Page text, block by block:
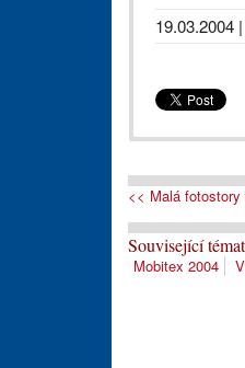
19.03.2004 |
<< Malá
Související
Mobitex 2004